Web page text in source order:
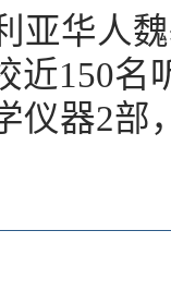
亚华人
近150名
仪器2部